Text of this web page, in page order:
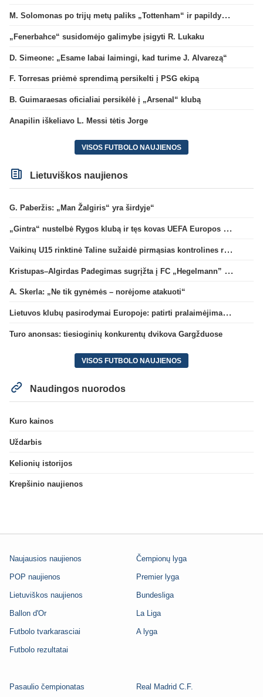
M. Solomonas po trijų metų paliks „Tottenham“ ir papildys „West Ham“ klubą
„Fenerbahce“ susidomėjo galimybe įsigyti R. Lukaku
D. Simeone: „Esame labai laimingi, kad turime J. Alvarezą“
F. Torresas priėmė sprendimą persikelti į PSG ekipą
B. Guimaraesas oficialiai persikėlė į „Arsenal“ klubą
Anapilin iškeliavo L. Messi tėtis Jorge
VISOS FUTBOLO NAUJIENOS
Lietuviškos naujienos
G. Paberžis: „Man Žalgiris“ yra širdyje“
„Gintra“ nustelbė Rygos klubą ir tęs kovas UEFA Europos taurės atrankoje
Vaikinų U15 rinktinė Taline sužaidė pirmąsias kontrolines rungtynes
Kristupas–Algirdas Padegimas sugrįžta į FC „Hegelmann” B sudėtį
A. Skerla: „Ne tik gynėmės – norėjome atakuoti“
Lietuvos klubų pasirodymai Europoje: patirti pralaimėjimai Kroatijos atstovams
Turo anonsas: tiesioginių konkurentų dvikova Gargžduose
VISOS FUTBOLO NAUJIENOS
Naudingos nuorodos
Kuro kainos
Uždarbis
Kelionių istorijos
Krepšinio naujienos
Naujausios naujienos
POP naujienos
Lietuviškos naujienos
Ballon d'Or
Futbolo tvarkarasciai
Futbolo rezultatai
Čempionų lyga
Premier lyga
Bundesliga
La Liga
A lyga
Pasaulio čempionatas Real Madrid C.F.